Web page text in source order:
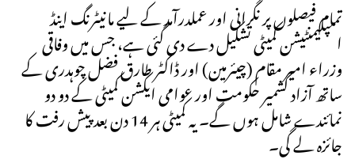
تمام فیصلوں پر نگرانی اور عملدرآمد کے لیے مانیٹرنگ اینڈ
امپلیمنٹیشن کمیٹی تشکیل دے دی گئی ہے، جس میں وفاقی
وزراء امیر مقام (چیئرمین) اور ڈاکٹر طارق فضل چوہدری کے
ساتھ آزاد کشمیر حکومت اور عوامی ایکشن کمیٹی کے دو دو
نمائندے شامل ہوں گے۔ یہ کمیٹی ہر 14 دن بعد پیش رفت کا
جائزہ لے گی۔